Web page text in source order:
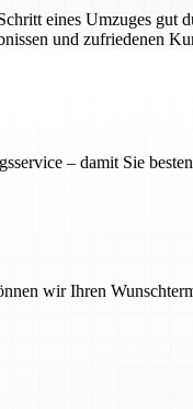
eines Umzuges
und zufriedenen
– damit Sie
wir Ihren